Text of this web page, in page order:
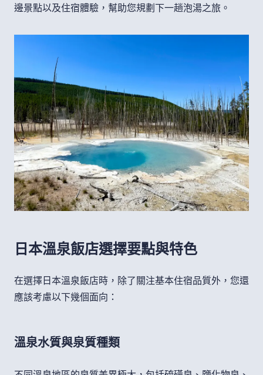
邊景點以及住宿體驗，幫助您規劃下一趟泡湯之旅。
日本溫泉飯店選擇要點與特色
在選擇日本溫泉飯店時，除了關注基本住宿品質外，您還
應該考慮以下幾個面向：
溫泉水質與泉質種類